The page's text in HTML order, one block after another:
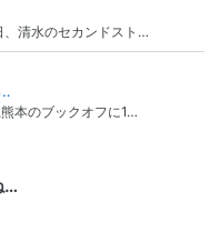
清水のセカンドスト…
本のブックオフに1…
…